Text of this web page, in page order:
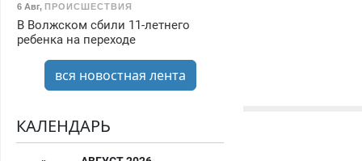
6 Авг, ПРОИСШЕСТВИЯ
В Волжском сбили 11-летнего
ребенка на переходе
вся новостная лента
КАЛЕНДАРЬ